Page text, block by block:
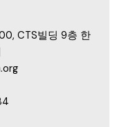
CTS빌딩 9층 한